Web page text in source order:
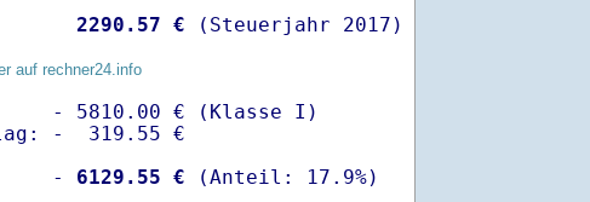
2290.57 € (Steuerjahr 2017)
auf rechner24.info
- 5810.00 € (Klasse I)
-  319.55 €
-
6129.55 €